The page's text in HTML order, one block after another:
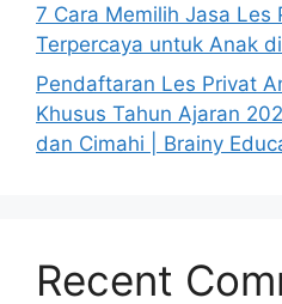
7 Cara Memilih Jasa Les
Terpercaya untuk Anak
Pendaftaran Les Privat
Khusus Tahun Ajaran
dan Cimahi | Brainy
Recent